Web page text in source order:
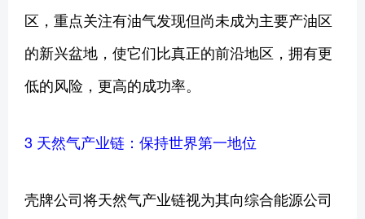
区，重点关注有油气发现但尚未成为主要产油区
的新兴盆地，使它们比真正的前沿地区，拥有更
低的风险，更高的成功率。
3 天然气产业链：保持世界第一地位
壳牌公司将天然气产业链视为其向综合能源公司